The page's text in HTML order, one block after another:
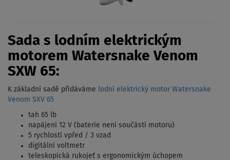
Sada s lodním elektrickým
motorem Watersnake Venom
SXW 65:
K základní sadě přidáváme
lodní elektrický motor Watersnake
Venom SXV 65
tah 65 lb
napájení 12 V (baterie není součástí motoru)
5 rychlostí vpřed / 3 vzad
digitální voltmetr
teleskopická rukojeť s ergonomickým úchopem